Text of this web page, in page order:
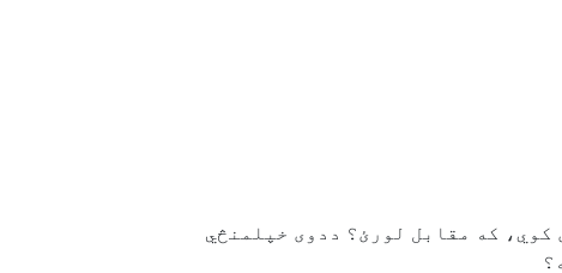
که مقابل لورئ؟ ددوی خپلمنڅي